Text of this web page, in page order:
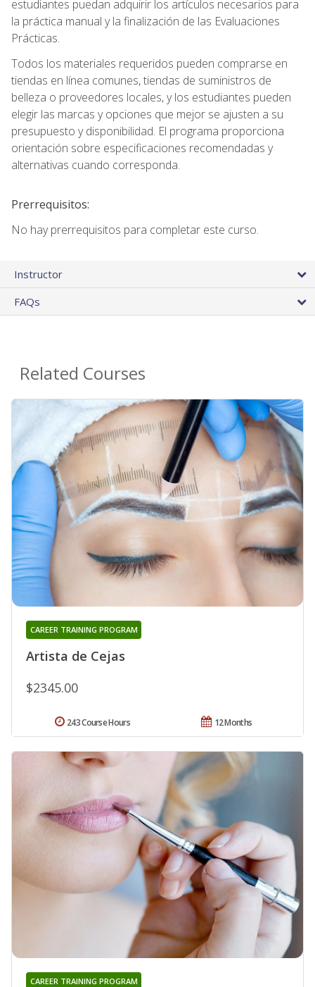
estudiantes puedan adquirir los artículos necesarios para
la práctica manual y la finalización de las Evaluaciones
Prácticas.
Todos los materiales requeridos pueden comprarse en
tiendas en línea comunes, tiendas de suministros de
belleza o proveedores locales, y los estudiantes pueden
elegir las marcas y opciones que mejor se ajusten a su
presupuesto y disponibilidad. El programa proporciona
orientación sobre especificaciones recomendadas y
alternativas cuando corresponda.
Prerrequisitos:
No hay prerrequisitos para completar este curso.
Instructor
FAQs
Related Courses
Artista de Cejas
CAREER TRAINING PROGRAM
$2345.00
12 Months
243 Course Hours
CAREER TRAINING PROGRAM